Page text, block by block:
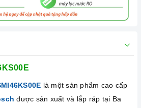
Chức năng ExtraDry: Giúp
bát đĩa khô ráo hơn, hạn
là một sản phẩm cao cấp
được sản xuất và lắp ráp tại Ba